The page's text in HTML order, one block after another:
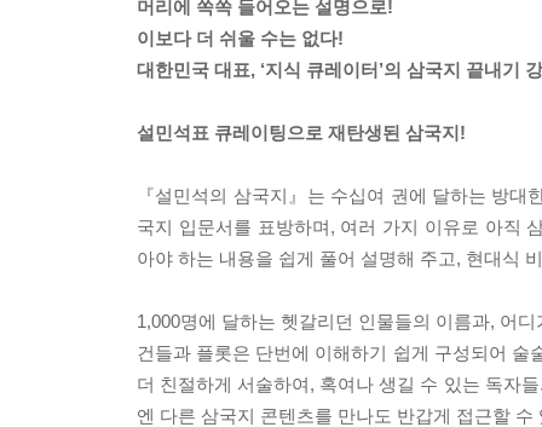
머리에 쏙쏙 들어오는 설명으로!
이보다 더 쉬울 수는 없다!
대한민국 대표, ‘지식 큐레이터’의 삼국지 끝내기
설민석표 큐레이팅으로 재탄생된 삼국지!
『설민석의 삼국지』는 수십여 권에 달하는 방
국지 입문서를 표방하며, 여러 가지 이유로 아직
아야 하는 내용을 쉽게 풀어 설명해 주고, 현대식
1,000명에 달하는 헷갈리던 인물들의 이름과, 어
건들과 플롯은 단번에 이해하기 쉽게 구성되어
더 친절하게 서술하여, 혹여나 생길 수 있는 독자
엔 다른 삼국지 콘텐츠를 만나도 반갑게 접근할 수